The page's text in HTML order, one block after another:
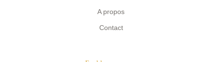
A propos
Contact